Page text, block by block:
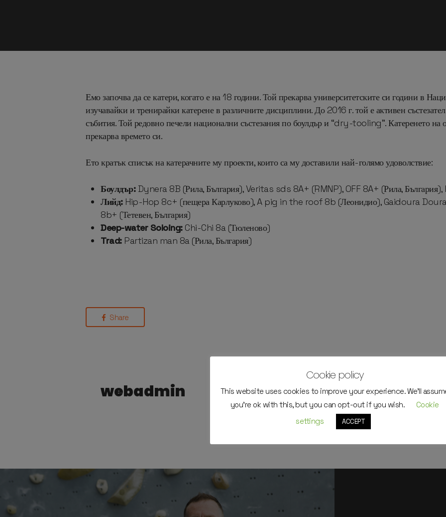
Емо започва да се катери, когато е на 18 години. Той прекарва университетските си години в
изучавайки и тренирайки катерене в различните дисциплини. До 2016 г. той е активен
събития. Той редовно печели национални състезания по боулдър и “dry-tooling”. Катеренето на
прекарва времето си.
Ето кратък списък на катерачните му проекти, които са му доставили най-голямо удоволствие:
Боулдър:Dynera 8B (Рила, България), Veritas sds 8A+ (RMNP), OFF 8A+ (Рила,
Лийд:Hip-Hop 8c+ (пещера Карлуково), A pig in the roof 8b (Леонидио), Gaidoura
8b+ (Тетевен, България)
Deep-water Soloing:Chi-Chi 8a (Тюленово)
Trad:Partizan man 8a (Рила, България)
Share
webadmin
Cookie policy
This website uses cookies to improve your experience. We'll
you're ok with this, but you can opt-out if you wish.
Cookie
settings
ACCEPT